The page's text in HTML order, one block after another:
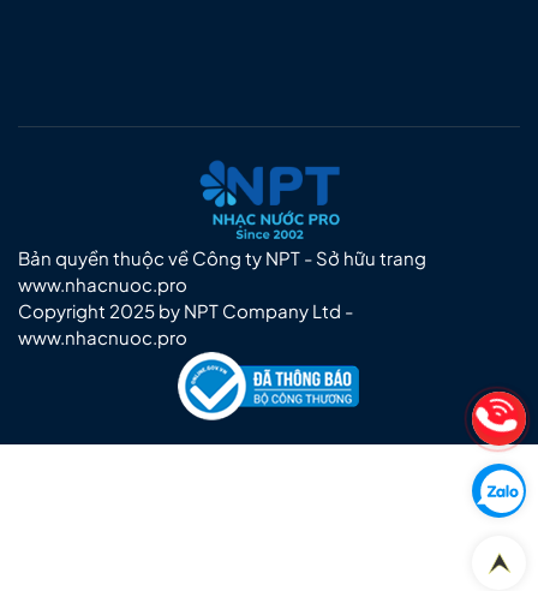
Bản quyền thuộc về Công ty NPT - Sở hữu trang
www.nhacnuoc.pro
Copyright 2025 by NPT Company Ltd -
www.nhacnuoc.pro